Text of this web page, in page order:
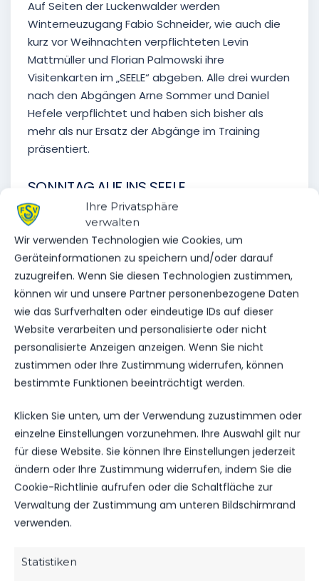
Ihre Privatsphäre
verwalten
Wir verwenden Technologien wie Cookies, um
Geräteinformationen zu speichern und/oder darauf
zuzugreifen. Wenn Sie diesen Technologien zustimmen,
können wir und unsere Partner personenbezogene Daten
wie das Surfverhalten oder eindeutige IDs auf dieser
Website verarbeiten und personalisierte oder nicht
personalisierte Anzeigen anzeigen. Wenn Sie nicht
zustimmen oder Ihre Zustimmung widerrufen, können
bestimmte Funktionen beeinträchtigt werden.
Klicken Sie unten, um der Verwendung zuzustimmen oder
einzelne Einstellungen vorzunehmen. Ihre Auswahl gilt nur
für diese Website. Sie können Ihre Einstellungen jederzeit
ändern oder Ihre Zustimmung widerrufen, indem Sie die
Cookie-Richtlinie aufrufen oder die Schaltfläche zur
Verwaltung der Zustimmung am unteren Bildschirmrand
verwenden.
Statistiken
Auf Seiten der Luckenwalder werden
Winterneuzugang Fabio Schneider, wie auch die
kurz vor Weihnachten verpflichteten Levin
Mattmüller und Florian Palmowski ihre
Visitenkarten im „SEELE“ abgeben. Alle drei wurden
nach den Abgängen Arne Sommer und Daniel
Hefele verpflichtet und haben sich bisher als
mehr als nur Ersatz der Abgänge im Training
präsentiert.
SONNTAG AUF INS SEELE
Für unsere Region gilt es einmal mehr alle Kräfte
aufzubringen, damit am Ende Punkte bei uns
bleiben. Die Heimspiele in dieser Saison hatten es
bisher mit vielen und teilweise Traumtoren immer
in sich. Nehmt eure Familien oder Freunde mit ins
Stadion und seid live dabei!
Sonntag 13 Uhr – Werner-Seelenbinder-Stadion!
Wir sehen uns.
VORHERIGER BEITRAG
VEREINSSPIELPLAN VOM
26.01 – 28.01.24
NÄCHSTER BEITRAG